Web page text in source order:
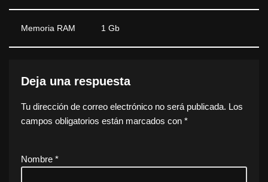
Memoria RAM 1 Gb
Deja una respuesta
Tu dirección de correo electrónico no será publicada. Los
campos obligatorios están marcados con *
Nombre *